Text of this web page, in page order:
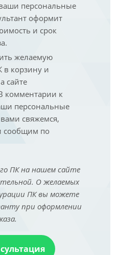
персональные
оформит
и срок
желаемую
в корзину и
сайте
комментарии к
персональные
свяжемся,
сообщим по
ПК на нашем сайте
О желаемых
ПК вы можете
при оформлении